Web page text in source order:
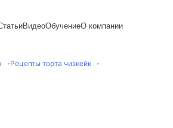
блинов
выпечка
Пирожки
Лайфхаки
Выпечка и тесто
ВидеоОбучениеО компании
Рецепты торта чизкейк